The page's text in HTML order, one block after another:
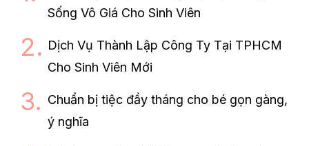
Sống Vô Giá Cho Sinh Viên
Dịch Vụ Thành Lập Công Ty Tại TPHCM
Cho Sinh Viên Mới
Chuẩn bị tiệc đầy tháng cho bé gọn gàng,
ý nghĩa